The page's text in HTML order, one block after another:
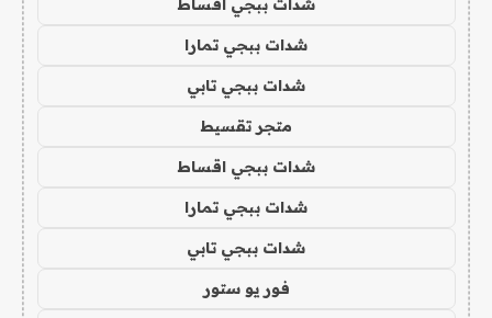
شدات ببجي اقساط
شدات ببجي تمارا
شدات ببجي تابي
متجر تقسيط
شدات ببجي اقساط
شدات ببجي تمارا
شدات ببجي تابي
فور يو ستور